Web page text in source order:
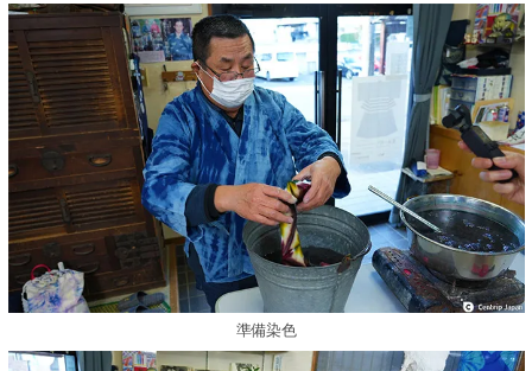
準備染色